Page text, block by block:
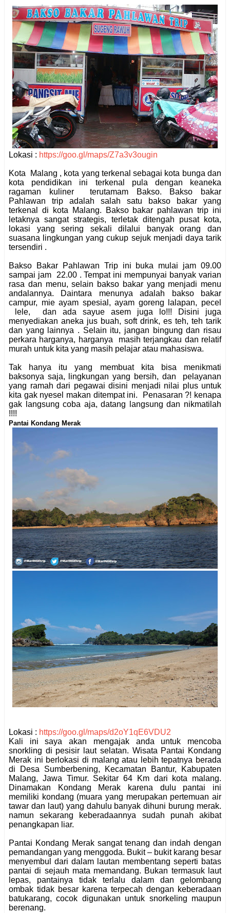
Lokasi : https://goo.gl/maps/Z7a3v3ougin
Kota Malang , kota yang terkenal sebagai kota bunga dan
kota pendidikan ini terkenal pula dengan keaneka
ragaman kuliner terutamam Bakso. Bakso bakar
Pahlawan trip adalah salah satu bakso bakar yang
terkenal di kota Malang. Bakso bakar pahlawan trip ini
letaknya sangat strategis, terletak ditengah pusat kota,
lokasi yang sering sekali dilalui banyak orang dan
suasana lingkungan yang cukup sejuk menjadi daya tarik
tersendiri .
Bakso Bakar Pahlawan Trip ini buka mulai jam 09.00
sampai jam 22.00 . Tempat ini mempunyai banyak varian
rasa dan menu, selain bakso bakar yang menjadi menu
andalannya. Daintara menunya adalah bakso bakar
campur, mie ayam spesial, ayam goreng lalapan, pecel
lele, dan ada sayue asem juga lo!!! Disini juga
menyediakan aneka jus buah, soft drink, es teh, teh tarik
dan yang lainnya . Selain itu, jangan bingung dan risau
perkara harganya, harganya masih terjangkau dan relatif
murah untuk kita yang masih pelajar atau mahasiswa.
Tak hanya itu yang membuat kita bisa menikmati
baksonya saja, lingkungan yang bersih, dan pelayanan
yang ramah dari pegawai disini menjadi nilai plus untuk
kita gak nyesel makan ditempat ini. Penasaran ?! kenapa
gak langsung coba aja, datang langsung dan nikmatilah
!!!!
Pantai Kondang Merak
Lokasi : https://goo.gl/maps/d2oY1qE6VDU2
Kali ini saya akan mengajak anda untuk mencoba
snorkling di pesisir laut selatan. Wisata Pantai Kondang
Merak ini berlokasi di malang atau lebih tepatnya berada
di Desa Sumberbening, Kecamatan Bantur, Kabupaten
Malang, Jawa Timur. Sekitar 64 Km dari kota malang.
Dinamakan Kondang Merak karena dulu pantai ini
memiliki kondang (muara yang merupakan pertemuan air
tawar dan laut) yang dahulu banyak dihuni burung merak.
namun sekarang keberadaannya sudah punah akibat
penangkapan liar.
Pantai Kondang Merak sangat tenang dan indah dengan
pemandangan yang menggoda. Bukit – bukit karang besar
menyembul dari dalam lautan membentang seperti batas
pantai di sejauh mata memandang. Bukan termasuk laut
lepas, pantainya tidak terlalu dalam dan gelombang
ombak tidak besar karena terpecah dengan keberadaan
batukarang, cocok digunakan untuk snorkeling maupun
berenang.